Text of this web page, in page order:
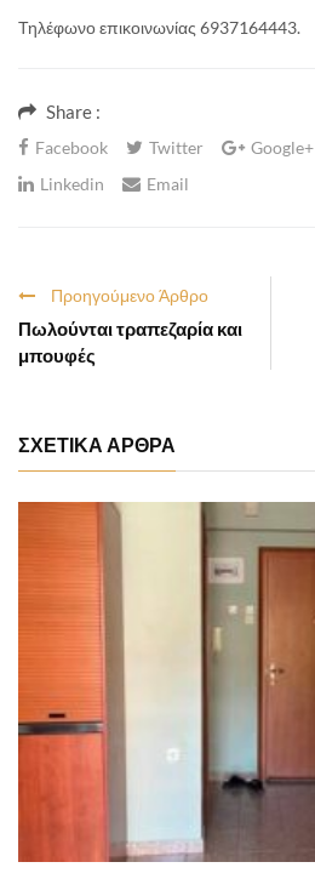
Τηλέφωνο επικοινωνίας 6937164443.
Share :
Facebook Twitter Google+
Linkedin
Email
Προηγούμενο Άρθρο
Πωλούνται τραπεζαρία και
μπουφές
ΣΧΕΤΙΚΑ ΑΡΘΡΑ